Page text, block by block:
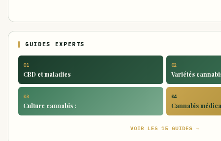
GUIDES EXPERTS
01
CBD et maladies
02
Variétés
03
Culture cannabis :
04
Cannabis
VOIR LES 15 GUIDES →